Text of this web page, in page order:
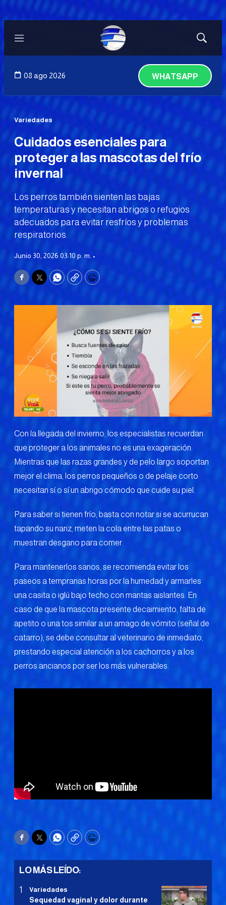
Menú
Mostrar
08 ago 2026 WHATSAPP
Variedades
Cuidados esenciales para
proteger a las mascotas del frío
invernal
Los perros también sienten las bajas
temperaturas y necesitan abrigos o refugios
adecuados para evitar resfríos y problemas
respiratorios.
Junio 30, 2026 03:10 p. m. •
Facebook
TwitterWhatsApp
CopyPrint
Con la llegada del invierno, los especialistas recuerdan
que proteger a los animales no es una exageración.
Mientras que las razas grandes y de pelo largo soportan
mejor el clima, los perros pequeños o de pelaje corto
necesitan sí o sí un abrigo cómodo que cuide su piel.
Para saber si tienen frío, basta con notar si se acurrucan
tapando su nariz, meten la cola entre las patas o
muestran desgano para comer.
Para mantenerlos sanos, se recomienda evitar los
paseos a tempranas horas por la humedad y armarles
una casita o iglú bajo techo con mantas aislantes. En
caso de que la mascota presente decaimiento, falta de
apetito o una tos similar a un amago de vómito (señal de
catarro), se debe consultar al veterinario de inmediato,
prestando especial atención a los cachorros y a los
perros ancianos por ser los más vulnerables.
Facebook
TwitterWhatsApp
CopyPrint
LO MÁS LEÍDO:
Variedades
Sequedad vaginal y dolor durante